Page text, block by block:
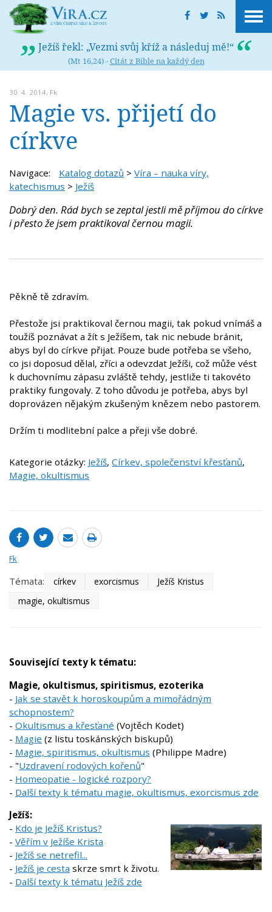
Ježíš řekl: „Vezmi svůj kříž a následuj mě!“
(Mt 16,24) -Citát z Bible na každý den
30. 4. 2014, Fk
Magie vs. přijetí do
církve
Navigace: Katalog dotazů > Víra – nauka víry,
katechismus > Ježíš
Dobrý den. Rád bych se zeptal jestli mě příjmou do církve
i přesto že jsem praktikoval černou magii.
Pěkně tě zdravím.
Přestože jsi praktikoval černou magii, tak pokud vnímáš a
toužíš poznávat a žít s Ježíšem, tak nic nebude bránit,
abys byl do církve přijat. Pouze bude potřeba se všeho,
co jsi doposud dělal, zříci a odevzdat Ježíši, což může vést
k duchovnímu zápasu zvláště tehdy, jestliže ti takovéto
praktiky fungovaly. Z toho důvodu je potřeba, abys byl
doprovázen nějakým zkušeným knězem nebo pastorem.
Držím ti modlitební palce a přeji vše dobré.
Kategorie otázky: Ježíš, Církev, společenství křesťanů,
Magie, okultismus
Fk
Témata: církev exorcismus
Ježíš Kristus
magie, okultismus
Související texty k tématu:
Magie, okultismus, spiritismus, ezoterika
- Jak se stavět k horoskoupům a mimořádným
schopnostem?
- Okultismus a křesťané (Vojtěch Kodet)
- Magie (z listu toskánských biskupů)
- Magie, spiritismus, okultismus (Philippe Madre)
- "Uzdravení rodových kořenů"
- Homeopatie - logické rozpory?
- Další texty k tématu magie, okultismus, exorcismus zde
Ježíš:
- Kdo je Ježíš Kristus?
- Věřím v Ježíše Krista
- Ježíš se netrefil...
- Ježíš je cesta skrze smrt k životu.
- Další texty k tématu Ježíš zde